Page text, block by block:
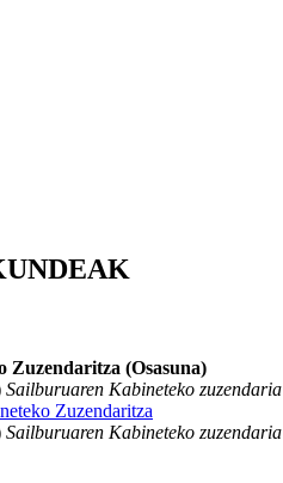
Zuzendaritza (Osasuna)
Sailburuaren Kabineteko zuzendaria
Zuzendaritza
Sailburuaren Kabineteko zuzendaria